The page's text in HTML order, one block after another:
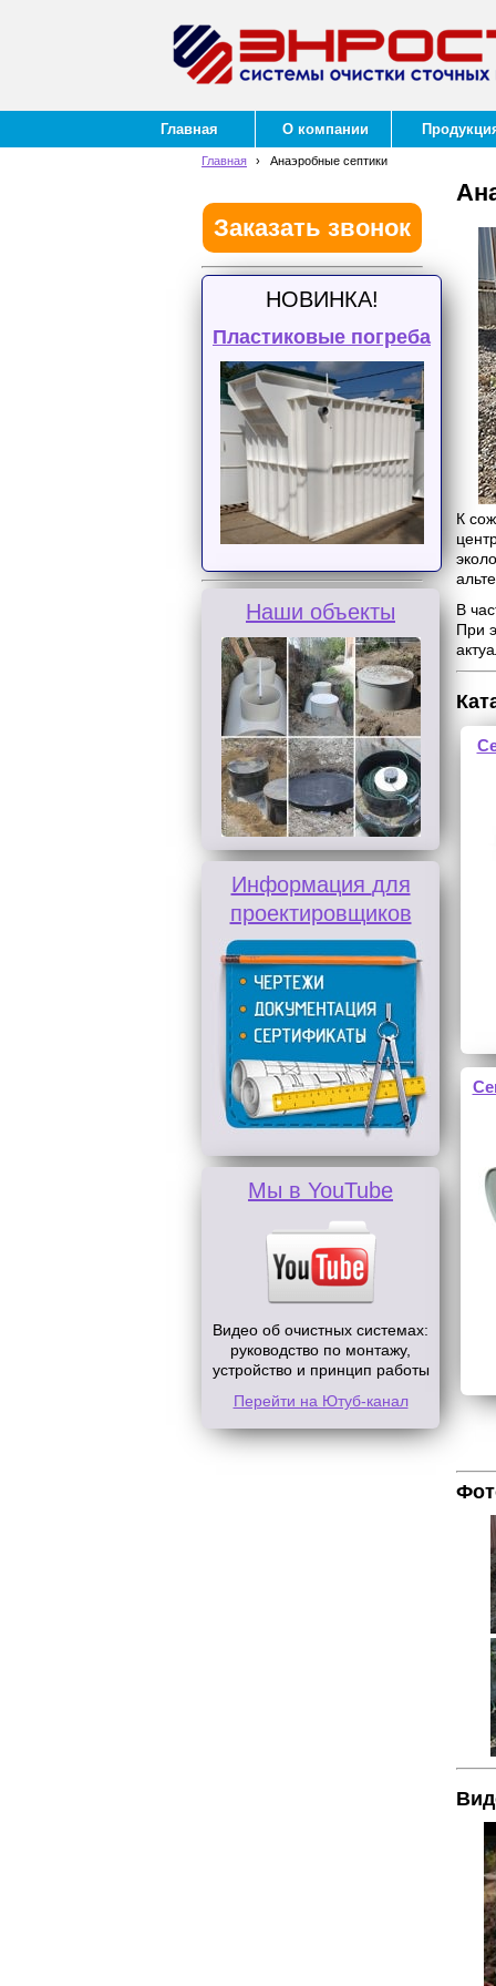
Главная О компании
Главная › Анаэробные септики
Заказать звонок
НОВИНКА!
Пластиковые погреба
Наши объекты
Информация для
проектировщиков
Мы в YouTube
Видео об очистных системах:
руководство по монтажу,
устройство и принцип работы
Перейти на Ютуб-канал
К
В
При